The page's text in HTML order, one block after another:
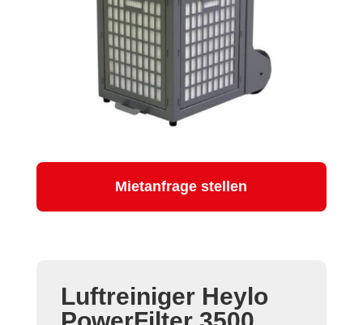
Mietanfrage stellen
Luftreiniger Heylo